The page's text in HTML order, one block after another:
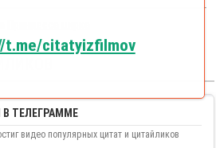
ТЕЛЕГРАММЕ
видео популярных цитат и цитайликов
t.me/citatyizfilmov